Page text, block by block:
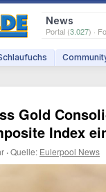
News
Portal (3.027) ·
Gold
Index
·Quelle: Eulerpool News